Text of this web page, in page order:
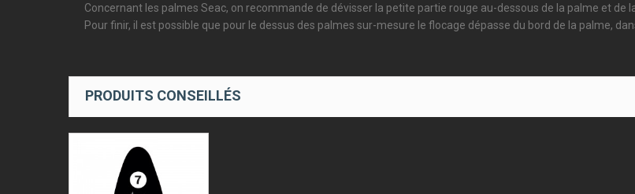
Concernant les palmes Seac, on recommande de dévisser la petite partie rouge au-dessous de la palme et de
Pour finir, il est possible que pour le dessus des palmes sur-mesure le flocage dépasse du bord de la palme,
PRODUITS CONSEILLÉS